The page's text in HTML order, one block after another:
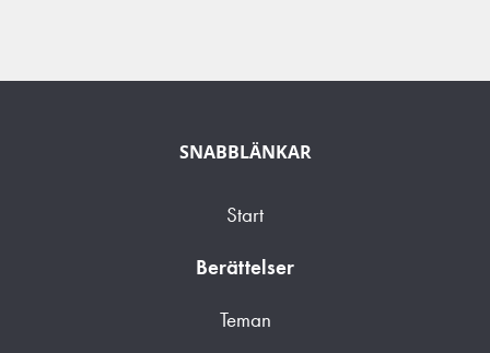
SNABBLÄNKAR
Start
Berättelser
Teman